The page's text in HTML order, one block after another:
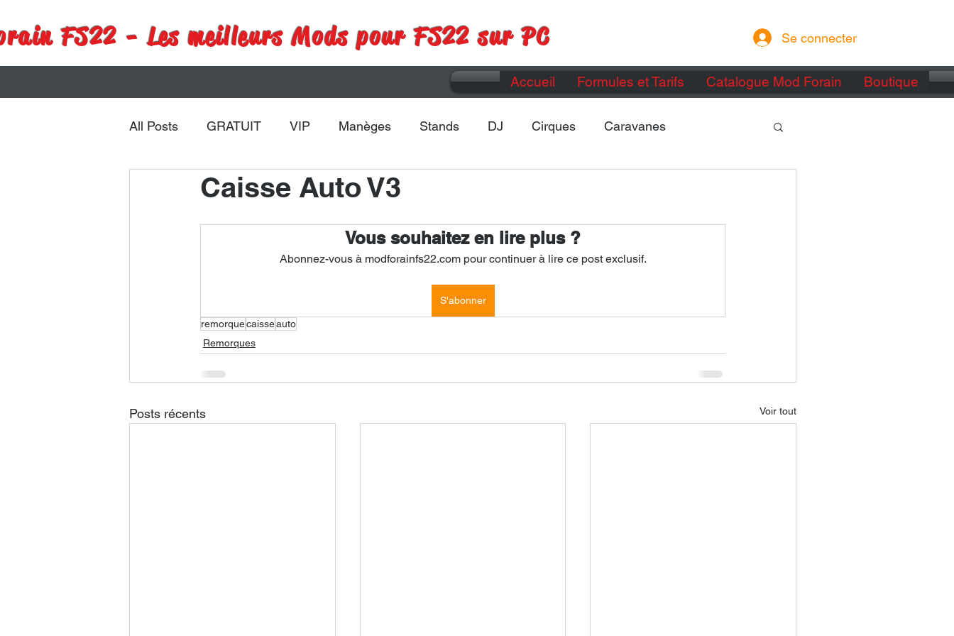
FS22 - Les meilleurs Mods pour FS22 sur PC Se connecter
Accueil Formules et Tarifs Catalogue Mod Forain Boutique
All Posts GRATUIT VIP Manèges Stands DJ Cirques Caravanes
Remorques Véhicules Maps Divers
Caisse Auto V3
Vous souhaitez en lire plus ?
Abonnez-vous à modforainfs22.com pour continuer à lire ce post exclusif.
S'abonner
remorquecaisseauto
Remorques
Posts récents Voir tout